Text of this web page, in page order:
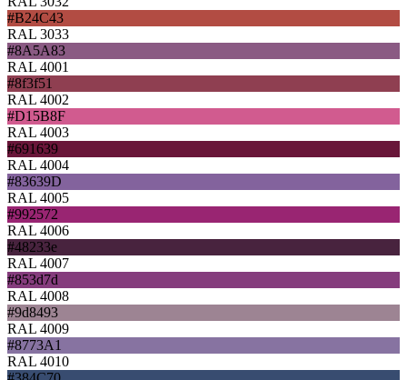
#B24C43
RAL 3033
#8A5A83
RAL 4001
#8f3f51
RAL 4002
#D15B8F
RAL 4003
#691639
RAL 4004
#83639D
RAL 4005
#992572
RAL 4006
#48233e
RAL 4007
#853d7d
RAL 4008
#9d8493
RAL 4009
#8773A1
RAL 4010